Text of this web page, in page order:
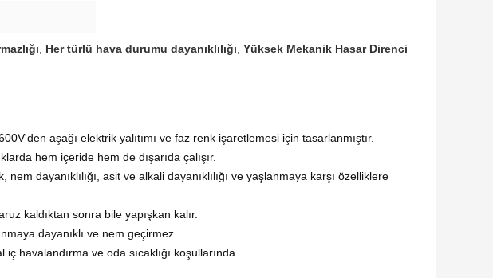
, Her türlü hava durumu dayanıklılığı, Yüksek Mekanik Hasar Direnci
aşağı elektrik yalıtımı ve faz renk işaretlemesi için tasarlanmıştır.
hem içeride hem de dışarıda çalışır.
nem dayanıklılığı, asit ve alkali dayanıklılığı ve yaşlanmaya karşı özelliklere
kaldıktan sonra bile yapışkan kalır.
dayanıklı ve nem geçirmez.
iç havalandırma ve oda sıcaklığı koşullarında.